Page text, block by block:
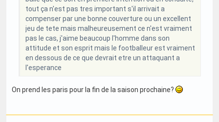
tout ça n'est pas tres important s'il arrivait a
compenser par une bonne couverture ou un excellent
jeu de tete mais malheureusement ce n'est vraiment
pas le cas, j'aime beaucoup l'homme dans son
attitude et son esprit mais le footballeur est vraiment
en dessous de ce que devrait etre un attaquant a
l'esperance
On prend les paris pour la fin de la saison prochaine?